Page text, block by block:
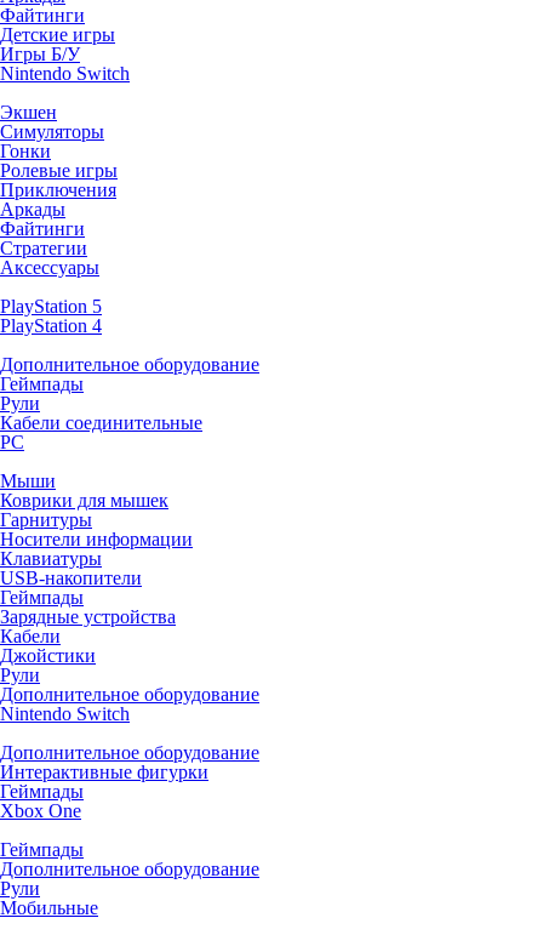
Файтинги
Детские игры
Игры Б/У
Nintendo Switch
Экшен
Симуляторы
Гонки
Ролевые игры
Приключения
Аркады
Файтинги
Стратегии
Аксессуары
PlayStation 5
PlayStation 4
Дополнительное оборудование
Геймпады
Рули
Кабели соединительные
PC
Мыши
Коврики для мышек
Гарнитуры
Носители информации
Клавиатуры
USB-накопители
Геймпады
Зарядные устройства
Кабели
Джойстики
Рули
Дополнительное оборудование
Nintendo Switch
Дополнительное оборудование
Интерактивные фигурки
Геймпады
Xbox One
Геймпады
Дополнительное оборудование
Рули
Мобильные